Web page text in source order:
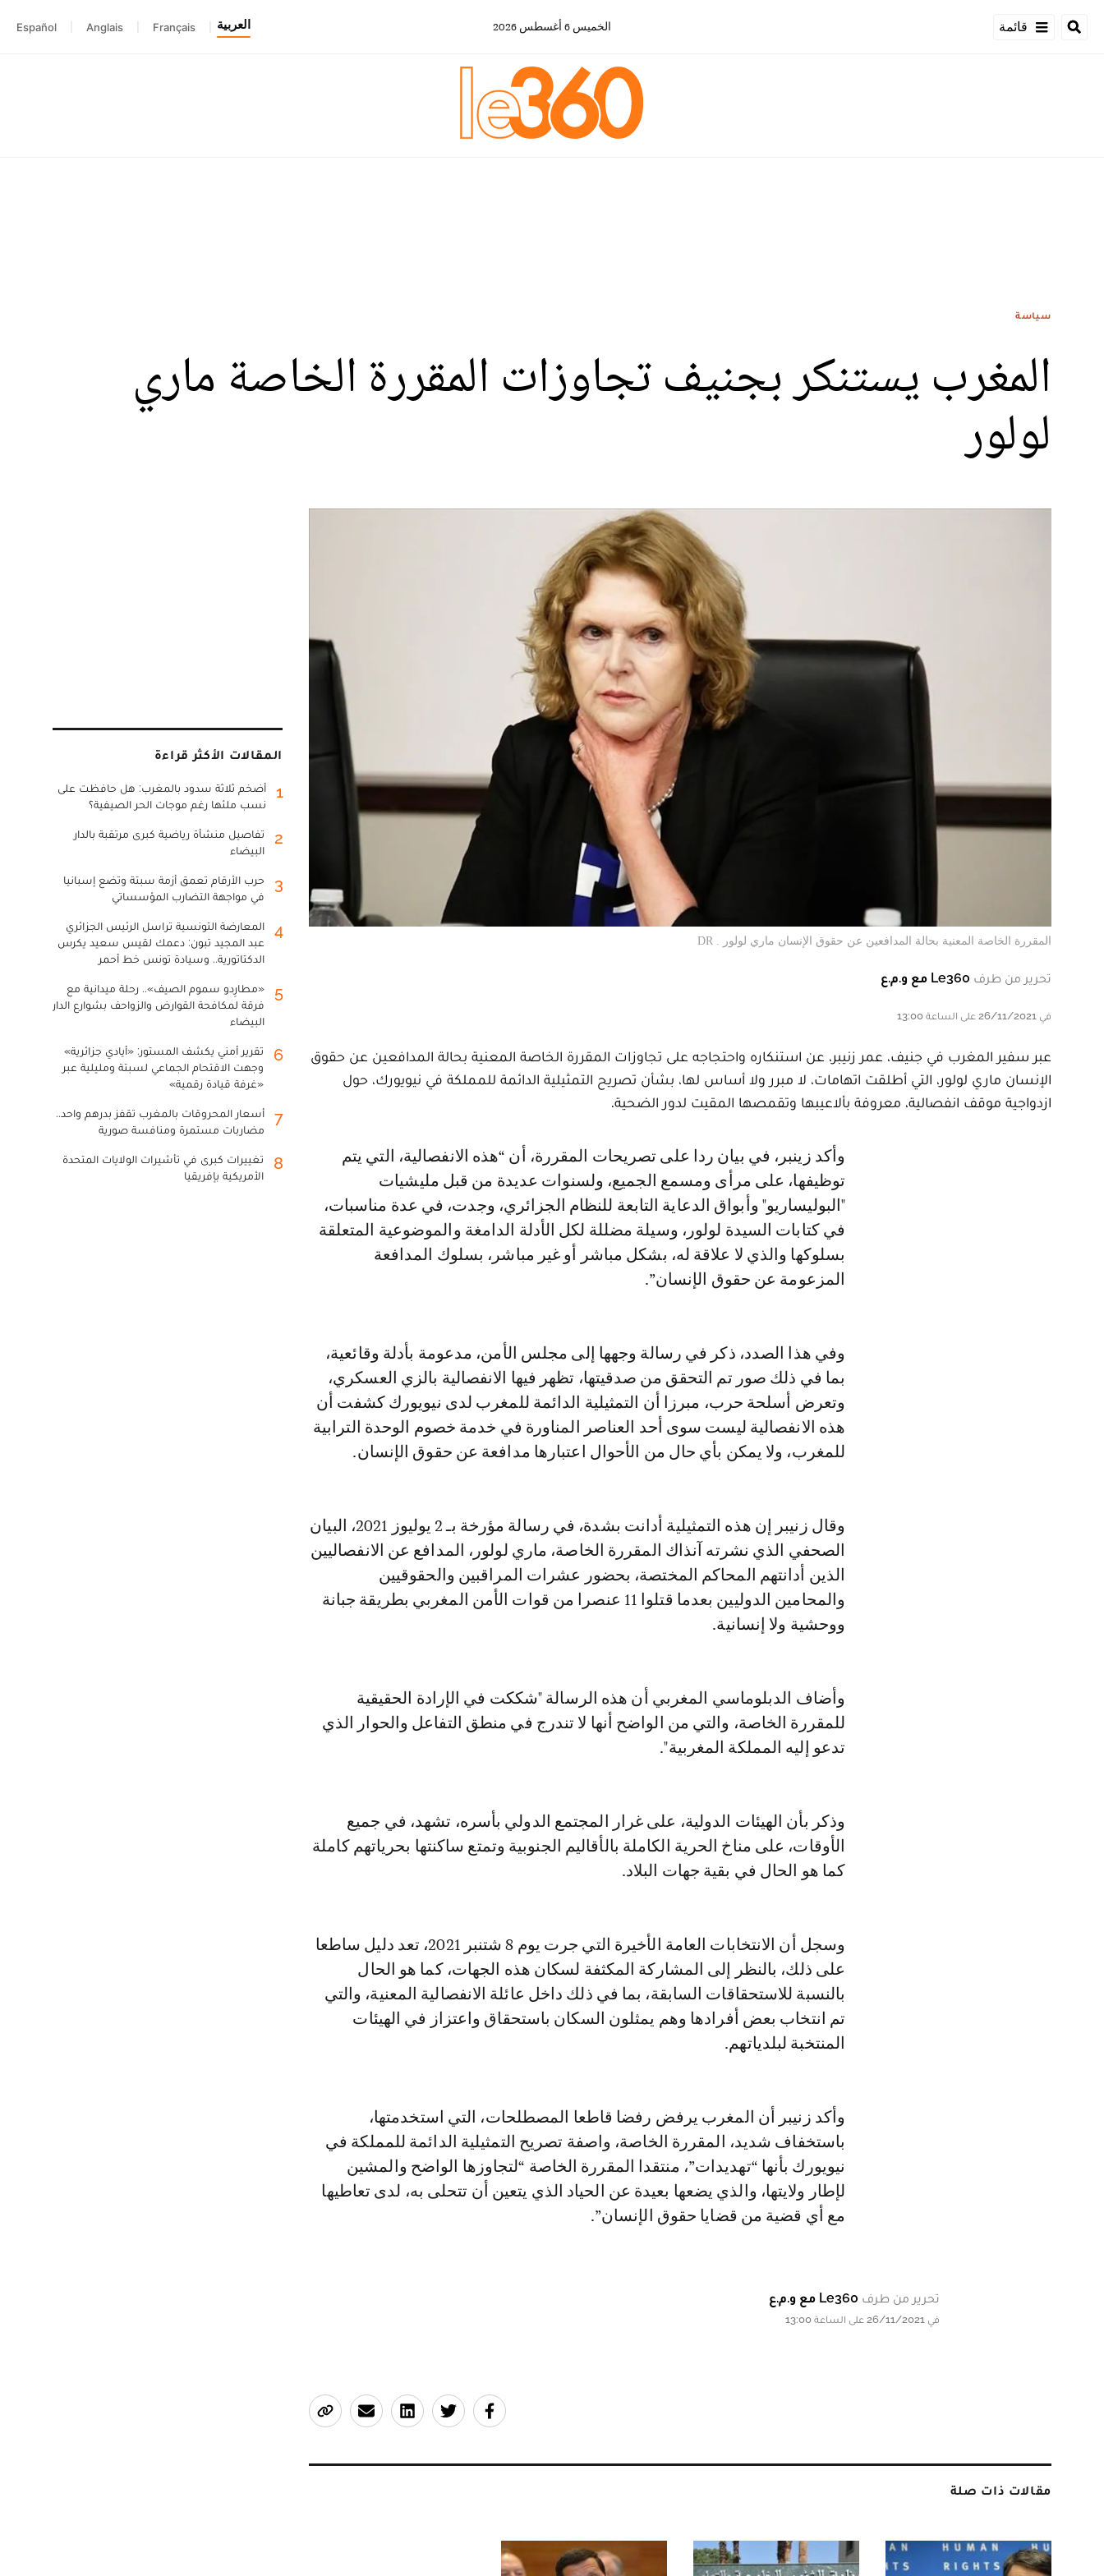
قائمة الخميس 6 أغسطس 2026 العربية Français
Anglais
Español
سياسة
المغرب يستنكر بجنيف تجاوزات المقررة الخاصة ماري
لولور
المقررة الخاصة المعنية بحالة المدافعين عن حقوق الإنسان ماري لولور . DR
تحرير من طرف Le360 مع و.م.ع
في 26/11/2021 على الساعة 13:00
عبر سفير المغرب في جنيف، عمر زنيبر، عن استنكاره واحتجاجه على تجاوزات المقررة الخاصة المعنية بحالة المدافعين عن حقوق
الإنسان ماري لولور، التي أطلقت اتهامات، لا مبرر ولا أساس لها، بشأن تصريح التمثيلية الدائمة للمملكة في نيويورك، حول
ازدواجية موقف انفصالية، معروفة بألاعيبها وتقمصها المقيت لدور الضحية.
وأكد زينبر، في بيان ردا على تصريحات المقررة، أن “هذه الانفصالية، التي يتم
توظيفها، على مرأى ومسمع الجميع، ولسنوات عديدة من قبل مليشيات
"البوليساريو" وأبواق الدعاية التابعة للنظام الجزائري، وجدت، في عدة مناسبات،
في كتابات السيدة لولور، وسيلة مضللة لكل الأدلة الدامغة والموضوعية المتعلقة
بسلوكها والذي لا علاقة له، بشكل مباشر أو غير مباشر، بسلوك المدافعة
المزعومة عن حقوق الإنسان”.
وفي هذا الصدد، ذكر في رسالة وجهها إلى مجلس الأمن، مدعومة بأدلة وقائعية،
بما في ذلك صور تم التحقق من صدقيتها، تظهر فيها الانفصالية بالزي العسكري،
وتعرض أسلحة حرب، مبرزا أن التمثيلية الدائمة للمغرب لدى نيويورك كشفت أن
هذه الانفصالية ليست سوى أحد العناصر المناورة في خدمة خصوم الوحدة الترابية
للمغرب، ولا يمكن بأي حال من الأحوال اعتبارها مدافعة عن حقوق الإنسان.
وقال زنيبر إن هذه التمثيلية أدانت بشدة، في رسالة مؤرخة بـ 2 يوليوز 2021، البيان
الصحفي الذي نشرته آنذاك المقررة الخاصة، ماري لولور، المدافع عن الانفصاليين
الذين أدانتهم المحاكم المختصة، بحضور عشرات المراقبين والحقوقيين
والمحامين الدوليين بعدما قتلوا 11 عنصرا من قوات الأمن المغربي بطريقة جبانة
ووحشية ولا إنسانية.
وأضاف الدبلوماسي المغربي أن هذه الرسالة "شككت في الإرادة الحقيقية
للمقررة الخاصة، والتي من الواضح أنها لا تندرج في منطق التفاعل والحوار الذي
تدعو إليه المملكة المغربية".
وذكر بأن الهيئات الدولية، على غرار المجتمع الدولي بأسره، تشهد، في جميع
الأوقات، على مناخ الحرية الكاملة بالأقاليم الجنوبية وتمتع ساكنتها بحرياتهم كاملة
كما هو الحال في بقية جهات البلاد.
وسجل أن الانتخابات العامة الأخيرة التي جرت يوم 8 شتنبر 2021، تعد دليل ساطعا
على ذلك، بالنظر إلى المشاركة المكثفة لسكان هذه الجهات، كما هو الحال
بالنسبة للاستحقاقات السابقة، بما في ذلك داخل عائلة الانفصالية المعنية، والتي
تم انتخاب بعض أفرادها وهم يمثلون السكان باستحقاق واعتزاز في الهيئات
المنتخبة لبلدياتهم.
وأكد زنيبر أن المغرب يرفض رفضا قاطعا المصطلحات، التي استخدمتها،
باستخفاف شديد، المقررة الخاصة، واصفة تصريح التمثيلية الدائمة للمملكة في
نيويورك بأنها “تهديدات”، منتقدا المقررة الخاصة “لتجاوزها الواضح والمشين
لإطار ولايتها، والذي يضعها بعيدة عن الحياد الذي يتعين أن تتحلى به، لدى تعاطيها
مع أي قضية من قضايا حقوق الإنسان”.
تحرير من طرف Le360 مع و.م.ع
في 26/11/2021 على الساعة 13:00
مقالات ذات صلة
المقالات الأكثر قراءة
1
أضخم ثلاثة سدود بالمغرب: هل حافظت على
نسب ملئها رغم موجات الحر الصيفية؟
2
تفاصيل منشأة رياضية كبرى مرتقبة بالدار
البيضاء
3
حرب الأرقام تعمق أزمة سبتة وتضع إسبانيا
في مواجهة التضارب المؤسساتي
4
المعارضة التونسية تراسل الرئيس الجزائري
عبد المجيد تبون: دعمك لقيس سعيد يكرس
الدكتاتورية.. وسيادة تونس خط أحمر
5
«مطارِدو سموم الصيف».. رحلة ميدانية مع
فرقة لمكافحة القوارض والزواحف بشوارع الدار
البيضاء
6
تقرير أمني يكشف المستور: «أيادي جزائرية»
وجهت الاقتحام الجماعي لسبتة ومليلية عبر
«غرفة قيادة رقمية»
7
أسعار المحروقات بالمغرب تقفز بدرهم واحد..
مضاربات مستمرة ومنافسة صورية
8
تغييرات كبرى في تأشيرات الولايات المتحدة
الأمريكية بإفريقيا